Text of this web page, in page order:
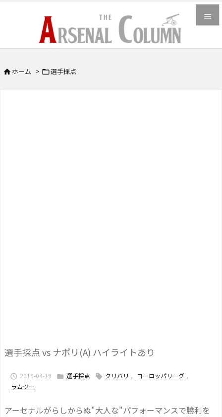

メニュ
 ホーム > 選手採点
選手採点 vs ナポリ(A) ハイライトあり
 2019-04-19  選手採点  クリバリ , ヨーロッパリーグ ,
ラムジー
アーセナルがらしからぬ"大人な"パフォーマンスで勝利を